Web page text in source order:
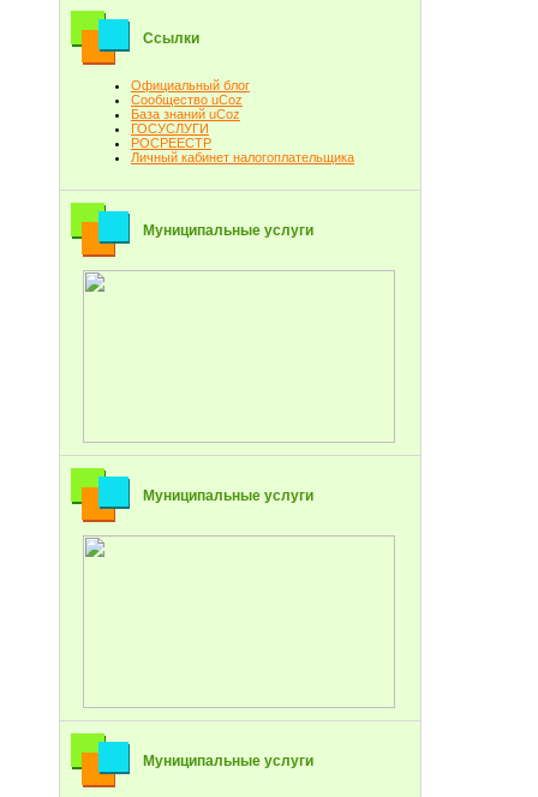
Ссылки
Официальный блог
Сообщество uCoz
База знаний uCoz
ГОСУСЛУГИ
РОСРЕЕСТР
Личный кабинет налогоплательщика
Муниципальные услуги
Муниципальные услуги
Муниципальные услуги